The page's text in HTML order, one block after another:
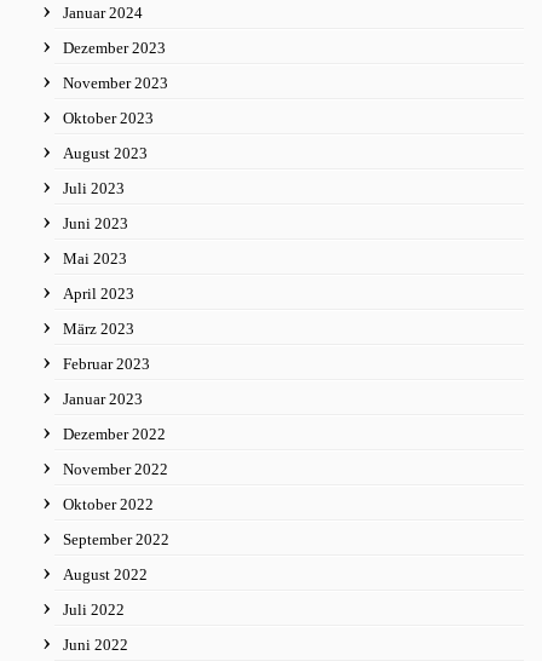
Januar 2024
Dezember 2023
November 2023
Oktober 2023
August 2023
Juli 2023
Juni 2023
Mai 2023
April 2023
März 2023
Februar 2023
Januar 2023
Dezember 2022
November 2022
Oktober 2022
September 2022
August 2022
Juli 2022
Juni 2022